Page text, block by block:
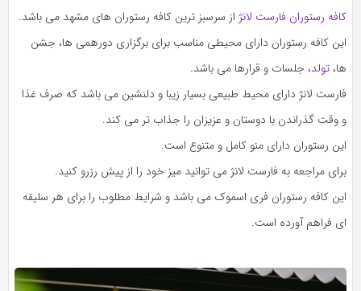
کافه رستوران فارست لانژ از سرسبز ترین کافه رستوران های مشهد می باشد.
این کافه رستوران دارای محیطی مناسب برای برگزاری دورهمی ها، جشن
ها، تولد، جلسات و قرارها می باشد.
فارست لانژ دارای محیط طبیعی بسیار زیبا و دلنشین می باشد که صرف غذا
و وقت گذراندن با دوستان و عزیزان را جذاب تر می کند.
این رستوران دارای منو کامل و متنوع است.
برای مراجعه به فارست لانژ می توانید میز خود را از پیش رزرو کنید.
این کافه رستوران فری اسموک می باشد و شرایط مطلوب را برای هر سلیقه
ای فراهم آورده است.